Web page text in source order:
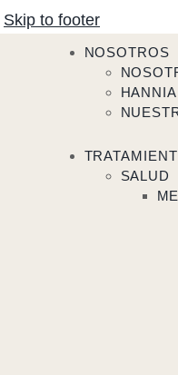
Skip to footer
NOSOTROS
SALUD